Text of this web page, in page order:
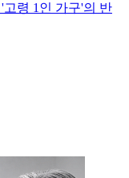
령 1인 가구'의 반